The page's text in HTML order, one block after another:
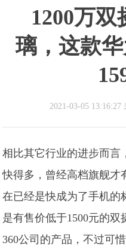
1200万双
璃，这款
2021-03-05 13:16:27
相比其它行业的进步而言
快得多，曾经高档旗舰才
在已经是快成为了手机的
是有售价低于1500元的双
360公司的产品，不过可